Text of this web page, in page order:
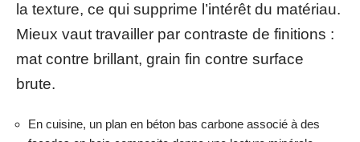
la texture, ce qui supprime l’intérêt du matériau.
Mieux vaut travailler par contraste de finitions :
mat contre brillant, grain fin contre surface
brute.
En cuisine, un plan en béton bas carbone associé à des